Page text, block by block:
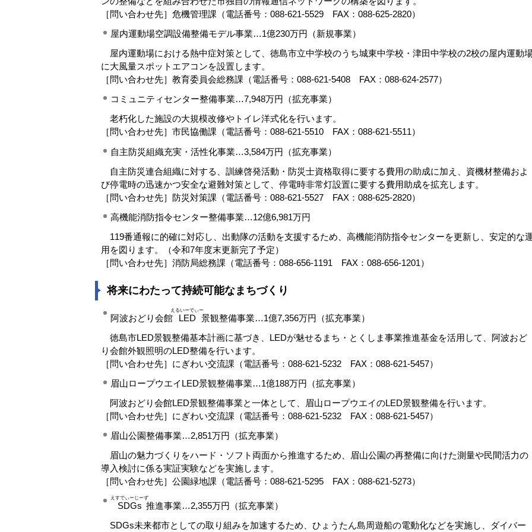
［問い合わせ先］危機管理課（電話番号：088-621-5529 FAX：088-625-2820）
屋内運動場空調設備整備モデル事業…1億230万円（新規事業）
屋内運動場における熱中症対策として、徳島市立中学校のうち城東中学校・津田中学校の2校の屋内運動
に大風量スポットエアコンを設置します。
［問い合わせ先］教育委員会総務課（電話番号：088-621-5408 FAX：088-624-2577）
コミュニティセンター整備事業…7,948万円（拡充事業）
老朽化した施設の大規模改修やトイレ洋式化を行います。
［問い合わせ先］市民協働課（電話番号：088-621-5510 FAX：088-621-5511）
自主防災組織充実・活性化事業…3,584万円（拡充事業）
自主防災連合組織に対する、訓練啓発活動・防災士資格取得に要する費用の助成に加え、資機材整備およ
び停電時の迅速かつ安全な避難対策として、停電時非常灯設置に要する費用助成を拡充します。
［問い合わせ先］防災対策課（電話番号：088-621-5527 FAX：088-625-2820）
高機能消防指令センター整備事業…12億6,981万円
119番通報に的確に対応し、出動隊の活動を支援するため、高機能消防指令センターを更新し、安定的な
用を図ります。（令和7年度末更新完了予定）
［問い合わせ先］消防局総務課（電話番号：088-656-1191 FAX：088-656-1201）
将来にわたって持続可能なまちづくり
阿波おどり会館 LED
えるいーでぃー
景観整備事業…1億7,356万円（拡充事業）
徳島市LED景観整備基本計画に基づき、LEDが魅せるまち・とくしま事業推進基金を活用して、阿波おど
り会館外観照明のLED整備を行います。
［問い合わせ先］にぎわい交流課（電話番号：088-621-5232 FAX：088-621-5457）
眉山ロープウエイLED景観整備事業…1億188万円（拡充事業）
阿波おどり会館LED景観整備事業と一体として、眉山ロープウエイのLED景観整備を行います。
［問い合わせ先］にぎわい交流課（電話番号：088-621-5232 FAX：088-621-5457）
眉山公園整備事業…2,851万円（拡充事業）
眉山の魅力づくりをハード・ソフト両面から推進するため、眉山公園の再整備に向けた測量や民間活力の
導入検討に係る実証実験などを実施します。
［問い合わせ先］公園緑地課（電話番号：088-621-5295 FAX：088-621-5273）
SDGs
えすでぃーじーず
推進事業…2,355万円（拡充事業）
SDGs未来都市としての取り組みを加速するため、ひょうたん島周遊船の電動化などを実施し、ダイバー